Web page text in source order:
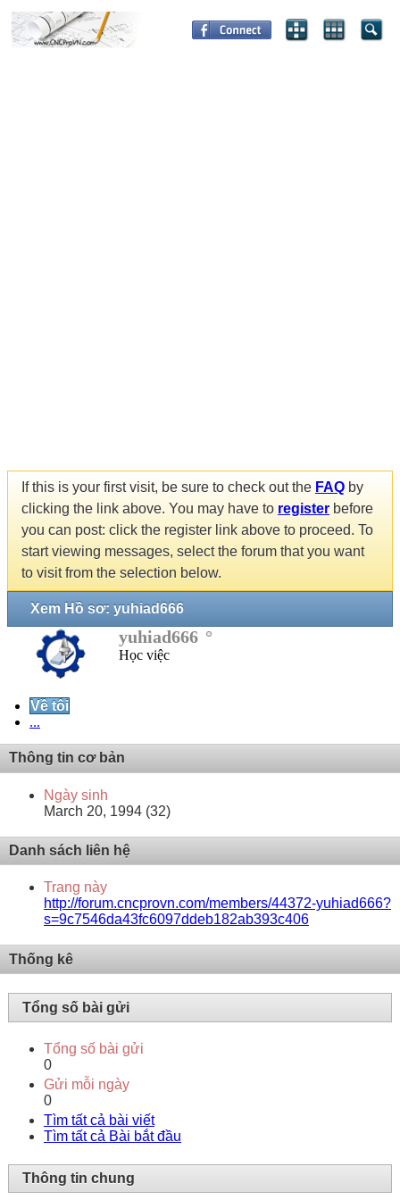
If this is your first visit, be sure to check out the FAQ by
clicking the link above. You may have to register before
you can post: click the register link above to proceed. To
start viewing messages, select the forum that you want
to visit from the selection below.
Xem Hồ sơ: yuhiad666
yuhiad666
Học việc
Về tôi
...
Thông tin cơ bản
Ngày sinh
March 20, 1994 (32)
Danh sách liên hệ
Trang này
http://forum.cncprovn.com/members/44372-yuhiad666?
s=9c7546da43fc6097ddeb182ab393c406
Thống kê
Tổng số bài gửi
Tổng số bài gửi
0
Gửi mỗi ngày
0
Tìm tất cả bài viết
Tìm tất cả Bài bắt đầu
Thông tin chung